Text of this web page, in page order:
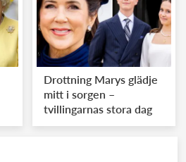
Drottning Marys glädje
mitt i sorgen –
tvillingarnas stora dag